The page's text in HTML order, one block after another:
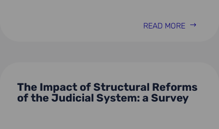
READ MORE
The Impact of Structural Reforms
of the Judicial System: a Survey